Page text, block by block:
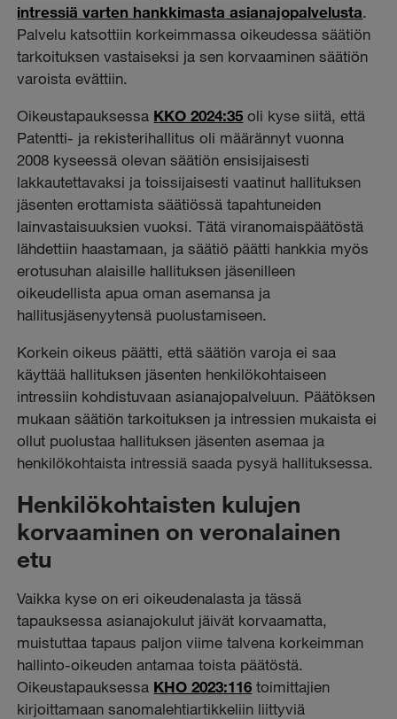
intressiä varten hankkimasta asianajopalvelusta.
Palvelu katsottiin korkeimmassa oikeudessa säätiön
tarkoituksen vastaiseksi ja sen korvaaminen säätiön
varoista evättiin.
Oikeustapauksessa KKO 2024:35 oli kyse siitä, että
Patentti- ja rekisterihallitus oli määrännyt vuonna
2008 kyseessä olevan säätiön ensisijaisesti
lakkautettavaksi ja toissijaisesti vaatinut hallituksen
jäsenten erottamista säätiössä tapahtuneiden
lainvastaisuuksien vuoksi. Tätä viranomaispäätöstä
lähdettiin haastamaan, ja säätiö päätti hankkia myös
erotusuhan alaisille hallituksen jäsenilleen
oikeudellista apua oman asemansa ja
hallitusjäsenyytensä puolustamiseen.
Korkein oikeus päätti, että säätiön varoja ei saa
käyttää hallituksen jäsenten henkilökohtaiseen
intressiin kohdistuvaan asianajopalveluun. Päätöksen
mukaan säätiön tarkoituksen ja intressien mukaista ei
ollut puolustaa hallituksen jäsenten asemaa ja
henkilökohtaista intressiä saada pysyä hallituksessa.
Henkilökohtaisten kulujen
korvaaminen on veronalainen
etu
Vaikka kyse on eri oikeudenalasta ja tässä
tapauksessa asianajokulut jäivät korvaamatta,
muistuttaa tapaus paljon viime talvena korkeimman
hallinto-oikeuden antamaa toista päätöstä.
Oikeustapauksessa KHO 2023:116 toimittajien
kirjoittamaan sanomalehtiartikkeliin liittyviä